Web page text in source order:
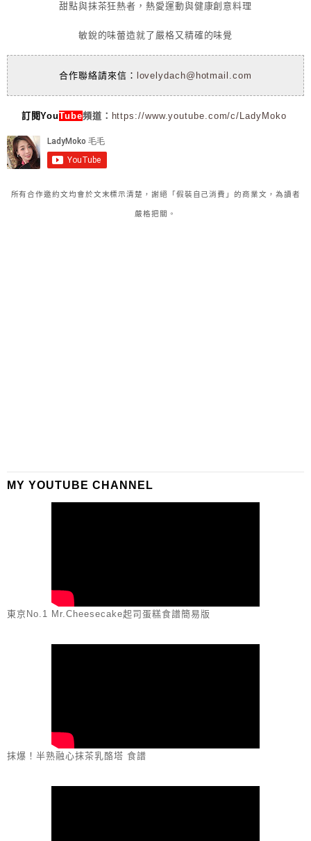
甜點與抹茶狂熱者，熱愛運動與健康創意料理
敏銳的味蕾造就了嚴格又精確的味覺
合作聯絡請來信： lovelydach@hotmail.com
訂閱YouTube頻道： https://www.youtube.com/c/LadyMoko
所有合作邀約文均會於文末標示清楚，謝絕「假裝自己消費」的商業文，為讀者
嚴格把關。
MY YOUTUBE CHANNEL
東京No.1 Mr.Cheesecake起司蛋糕食譜簡易版
抹爆！半熟融心抹茶乳酪塔 食譜